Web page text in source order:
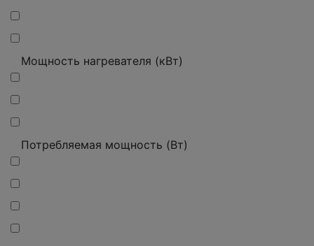
Мощность нагревателя (кВт)
Потребляемая мощность (Вт)